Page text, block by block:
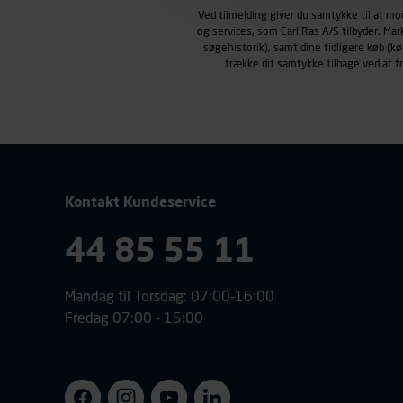
henblik på markedsføring,
personoplysninger om
klikkes på, sider/indhold
Ved tilmelding giver du samtykke til at
og services, som Carl Ras A/S tilbyder.
søgehistorik), samt dine tidligere køb
trække dit samtykke tilbage ved at
Kontakt Kundeservice
44 85 55 11
Mandag til Torsdag: 07:00-16:00
Fredag 07:00 - 15:00